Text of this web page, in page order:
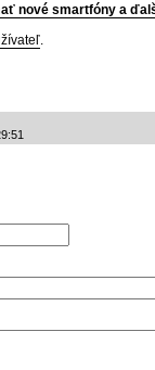
nové smartfóny a
.